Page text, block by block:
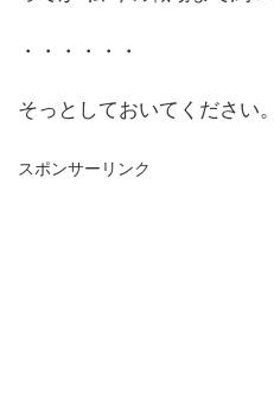
・・・・・・
そっとしておいてください。
スポンサーリンク